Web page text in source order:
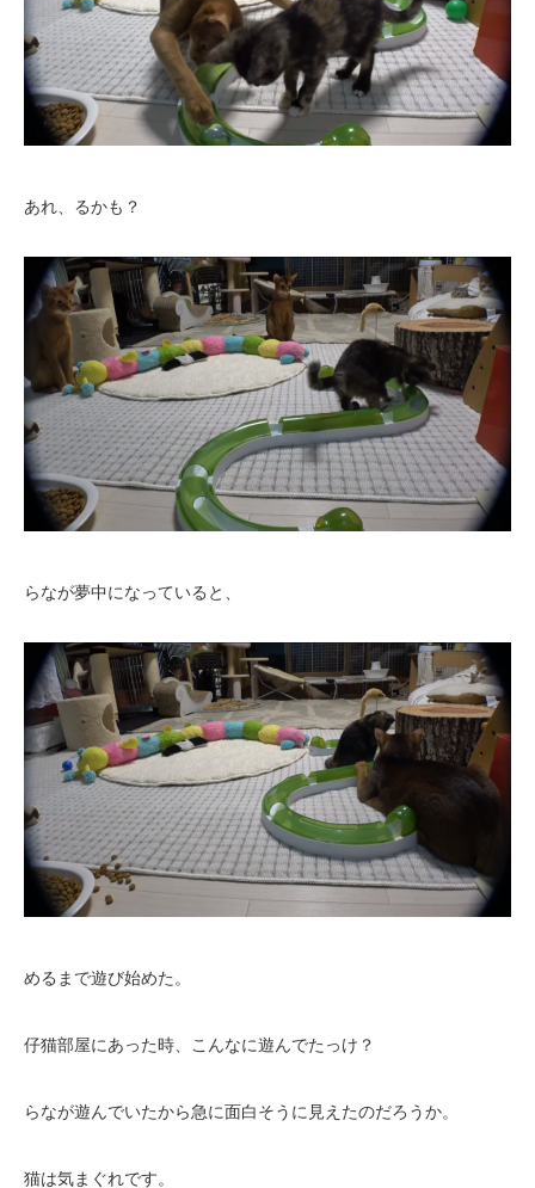
あれ、るかも？
らなが夢中になっていると、
めるまで遊び始めた。
仔猫部屋にあった時、こんなに遊んでたっけ？
らなが遊んでいたから急に面白そうに見えたのだろうか。
猫は気まぐれです。